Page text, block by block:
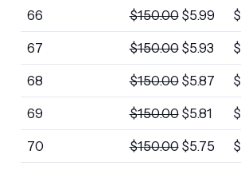
66 $150.00 $5.99 $
67 $150.00 $5.93 $
68 $150.00 $5.87 $
69 $150.00 $5.81 $
70 $150.00 $5.75 $